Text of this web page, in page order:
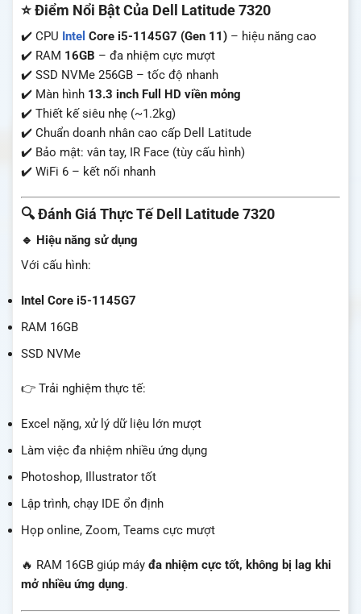
⭐ Điểm Nổi Bật Của Dell Latitude 7320
✔️ CPU Intel Core i5-1145G7 (Gen 11) – hiệu năng cao
✔️ RAM 16GB – đa nhiệm cực mượt
✔️ SSD NVMe 256GB – tốc độ nhanh
✔️ Màn hình 13.3 inch Full HD viền mỏng
✔️ Thiết kế siêu nhẹ (~1.2kg)
✔️ Chuẩn doanh nhân cao cấp Dell Latitude
✔️ Bảo mật: vân tay, IR Face (tùy cấu hình)
✔️ WiFi 6 – kết nối nhanh
🔍 Đánh Giá Thực Tế Dell Latitude 7320
🔹 Hiệu năng sử dụng
Với cấu hình:
Intel Core i5-1145G7
RAM 16GB
SSD NVMe
👉 Trải nghiệm thực tế:
Excel nặng, xử lý dữ liệu lớn mượt
Làm việc đa nhiệm nhiều ứng dụng
Photoshop, Illustrator tốt
Lập trình, chạy IDE ổn định
Họp online, Zoom, Teams cực mượt
🔥 RAM 16GB giúp máy đa nhiệm cực tốt, không bị lag khi
mở nhiều ứng dụng.